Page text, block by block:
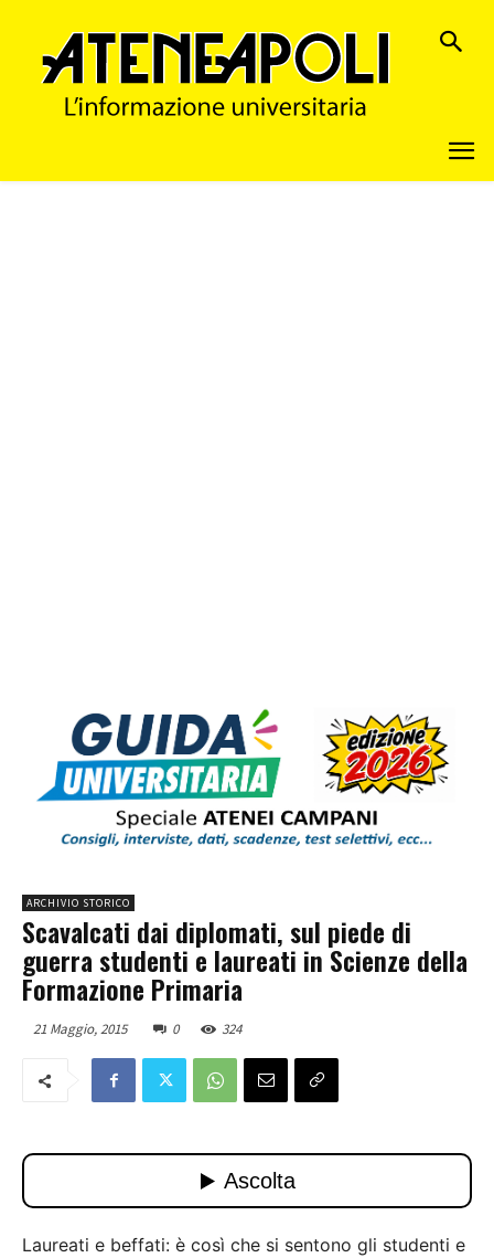
ARCHIVIO STORICO
Scavalcati dai diplomati, sul piede di
guerra studenti e laureati in Scienze della
Formazione Primaria
21 Maggio, 2015 0 324
Laureati e beffati: è così che si sentono gli studenti e